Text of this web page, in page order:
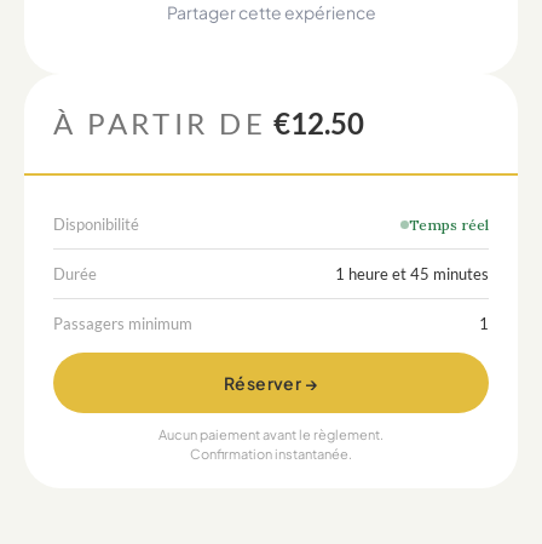
Partager cette expérience
À PARTIR DE €12.50
Disponibilité Temps réel
Durée 1 heure et 45 minutes
Passagers minimum 1
Réserver →
Aucun paiement avant le règlement.
Confirmation instantanée.